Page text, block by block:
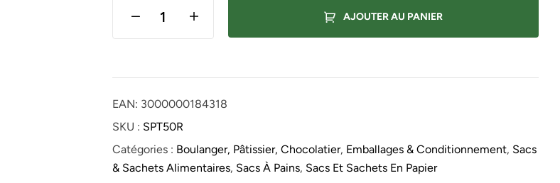
AJOUTER AU PANIER
EAN: 3000000184318
SKU : SPT50R
Catégories : Boulanger, Pâtissier, Chocolatier, Emballages & Conditionnement, Sacs
& Sachets Alimentaires, Sacs À Pains, Sacs Et Sachets En Papier